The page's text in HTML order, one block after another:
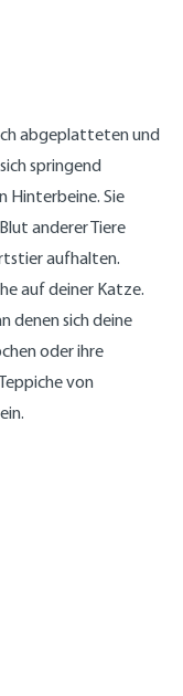
abgeplatteten und
springend
Hinterbeine. Sie
anderer Tiere
aufhalten.
auf deiner Katze.
denen sich deine
oder ihre
von